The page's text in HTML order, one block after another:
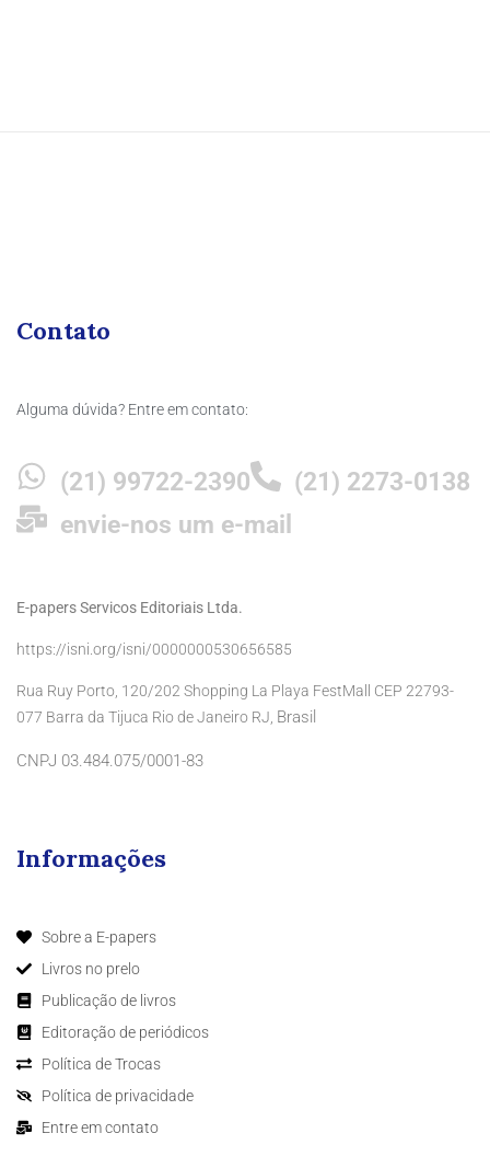
Contato
Alguma dúvida? Entre em contato:
(21) 99722-2390
(21) 2273-0138
envie-nos um e-mail
E-papers Servicos Editoriais Ltda.
https://isni.org/isni/0000000530656585
Rua Ruy Porto, 120/202 Shopping La Playa FestMall CEP 22793-
077 Barra da Tijuca Rio de Janeiro RJ, Brasil
CNPJ 03.484.075/0001-83
Informações
Sobre a E-papers
Livros no prelo
Publicação de livros
Editoração de periódicos
Política de Trocas
Política de privacidade
Entre em contato